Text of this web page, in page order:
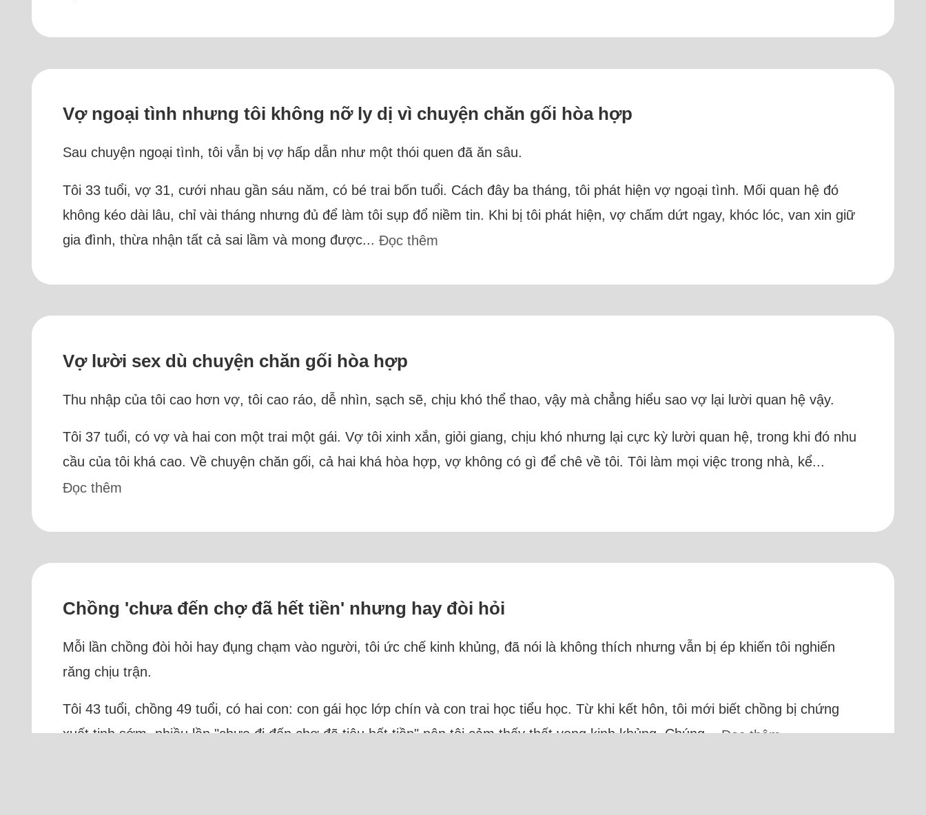
Vợ ngoại tình nhưng tôi không nỡ ly dị vì chuyện chăn gối hòa hợp
Sau chuyện ngoại tình, tôi vẫn bị vợ hấp dẫn như một thói quen đã ăn sâu.
Tôi 33 tuổi, vợ 31, cưới nhau gần sáu năm, có bé trai bốn tuổi. Cách đây ba tháng, tôi phát hiện vợ ngoại tình. Mối quan hệ đó
không kéo dài lâu, chỉ vài tháng nhưng đủ để làm tôi sụp đổ niềm tin. Khi bị tôi phát hiện, vợ chấm dứt ngay, khóc lóc, van xin giữ
gia đình, thừa nhận tất cả sai lầm và mong được...Đọc thêm
Vợ lười sex dù chuyện chăn gối hòa hợp
Thu nhập của tôi cao hơn vợ, tôi cao ráo, dễ nhìn, sạch sẽ, chịu khó thể thao, vậy mà chẳng hiểu sao vợ lại lười quan hệ vậy.
Tôi 37 tuổi, có vợ và hai con một trai một gái. Vợ tôi xinh xắn, giỏi giang, chịu khó nhưng lại cực kỳ lười quan hệ, trong khi đó nhu
cầu của tôi khá cao. Về chuyện chăn gối, cả hai khá hòa hợp, vợ không có gì để chê về tôi. Tôi làm mọi việc trong nhà, kể...
Đọc thêm
Chồng 'chưa đến chợ đã hết tiền' nhưng hay đòi hỏi
Mỗi lần chồng đòi hỏi hay đụng chạm vào người, tôi ức chế kinh khủng, đã nói là không thích nhưng vẫn bị ép khiến tôi nghiến
răng chịu trận.
Tôi 43 tuổi, chồng 49 tuổi, có hai con: con gái học lớp chín và con trai học tiểu học. Từ khi kết hôn, tôi mới biết chồng bị chứng
xuất tinh sớm, nhiều lần "chưa đi đến chợ đã tiêu hết tiền" nên tôi cảm thấy thất vọng kinh khủng. Chúng...Đọc thêm